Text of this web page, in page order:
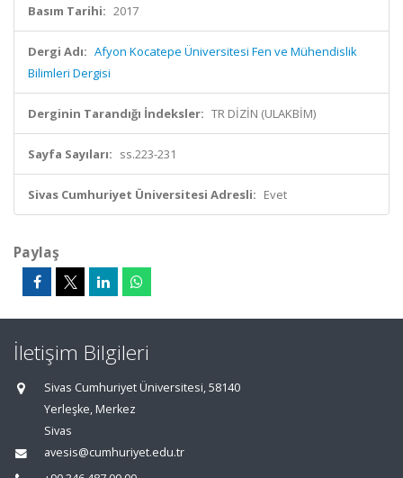
Basım Tarihi: 2017
Dergi Adı: Afyon Kocatepe Üniversitesi Fen ve Mühendislik
Bilimleri Dergisi
Derginin Tarandığı İndeksler: TR DİZİN (ULAKBİM)
Sayfa Sayıları: ss.223-231
Sivas Cumhuriyet Üniversitesi Adresli: Evet
Paylaş
İletişim Bilgileri
Sivas Cumhuriyet Üniversitesi, 58140
Yerleşke, Merkez
Sivas
avesis@cumhuriyet.edu.tr